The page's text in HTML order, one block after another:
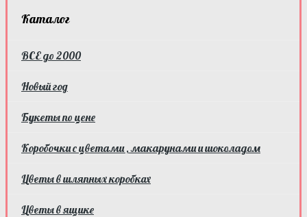
Каталог
ВСЕ до 2000
Новый год
Букеты по цене
Коробочки с цветами , макарунами и шоколадом
Цветы в шляпных коробках
Цветы в ящике